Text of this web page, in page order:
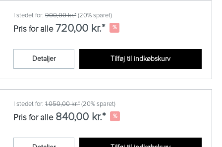
I stedet for: 900,00 kr.*(20% sparet)
Pris for alle 720,00 kr.* %
Detaljer Tilføj til indkøbskurv
I stedet for: 1.050,00 kr.*(20% sparet)
Pris for alle 840,00 kr.* %